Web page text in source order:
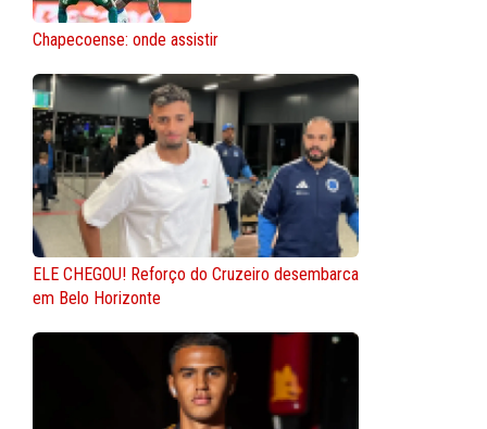
Chapecoense: onde assistir
ELE CHEGOU! Reforço do Cruzeiro desembarca
em Belo Horizonte